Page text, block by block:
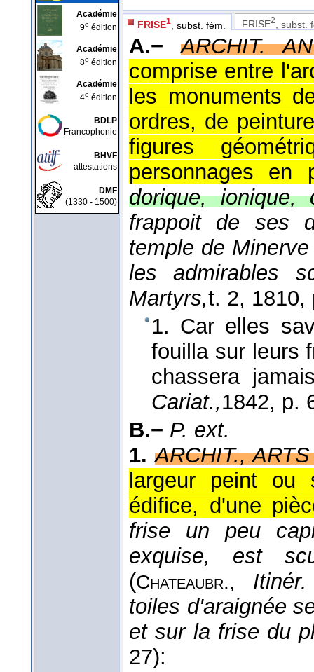
Académie
9e édition
Académie
8e édition
Académie
4e édition
BDLP
Francophonie
BHVF
attestations
DMF
(1330 - 1500)
FRISE1 , subst. fém. FRISE2 , subst.
A.−
ARCHIT.
comprise entre
les monuments
ordres, de
figures
personnages en
dorique, ionique,
frappoit de ses
temple de
les admirables
Martyrs,t. 2, 1810,
1. Car elles
fouilla sur leurs
chassera
Cariat.,1842, p.
B.− P. ext.
1. ARCHIT.,
largeur peint
édifice, d'une
frise un peu
exquise, est
(Chateaubr.,
toiles d'araignée
et sur la frise du
27):